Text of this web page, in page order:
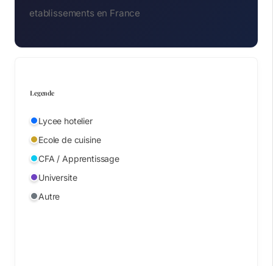
etablissements en France
Legende
Lycee hotelier
Ecole de cuisine
CFA / Apprentissage
Universite
Autre